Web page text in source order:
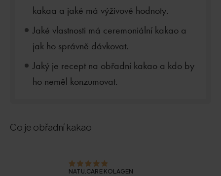
kakaa a jaké má výživové hodnoty.
Jaké vlastnosti má ceremoniální kakao a
jak ho správně dávkovat.
Jaký je recept na obřadní kakao a kdo by
ho neměl konzumovat.
Co je obřadní kakao
NATU.CARE KOLAGEN